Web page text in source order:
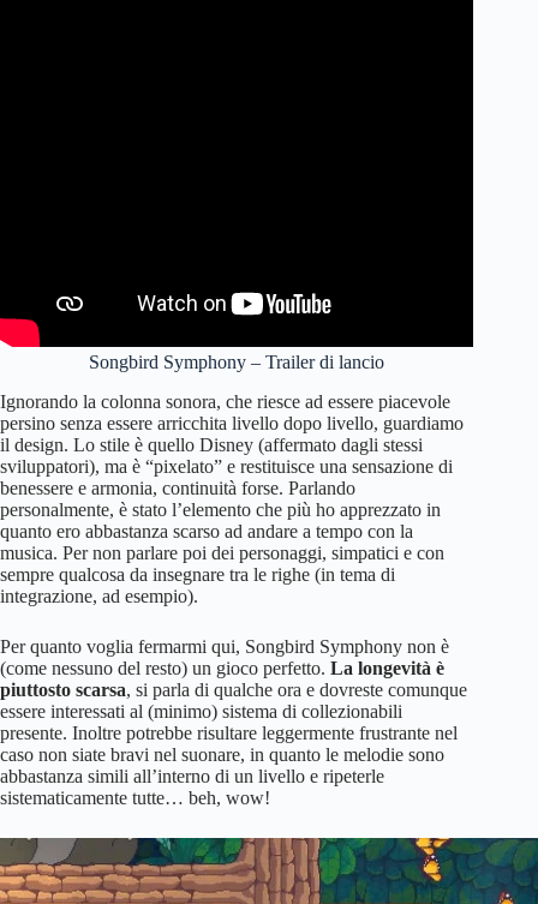
Songbird Symphony – Trailer di lancio
Ignorando la colonna sonora, che riesce ad essere piacevole
persino senza essere arricchita livello dopo livello, guardiamo
il design. Lo stile è quello Disney (affermato dagli stessi
sviluppatori), ma è “pixelato” e restituisce una sensazione di
benessere e armonia, continuità forse. Parlando
personalmente, è stato l’elemento che più ho apprezzato in
quanto ero abbastanza scarso ad andare a tempo con la
musica. Per non parlare poi dei personaggi, simpatici e con
sempre qualcosa da insegnare tra le righe (in tema di
integrazione, ad esempio).
Per quanto voglia fermarmi qui, Songbird Symphony non è
(come nessuno del resto) un gioco perfetto. La longevità è
piuttosto scarsa, si parla di qualche ora e dovreste comunque
essere interessati al (minimo) sistema di collezionabili
presente. Inoltre potrebbe risultare leggermente frustrante nel
caso non siate bravi nel suonare, in quanto le melodie sono
abbastanza simili all’interno di un livello e ripeterle
sistematicamente tutte… beh, wow!